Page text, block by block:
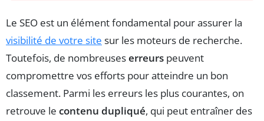
Le SEO est un élément fondamental pour assurer la
visibilité de votre site sur les moteurs de recherche.
Toutefois, de nombreuseserreurs peuvent
compromettre vos efforts pour atteindre un bon
classement. Parmi les erreurs les plus courantes, on
retrouve le contenu dupliqué, qui peut entraîner des